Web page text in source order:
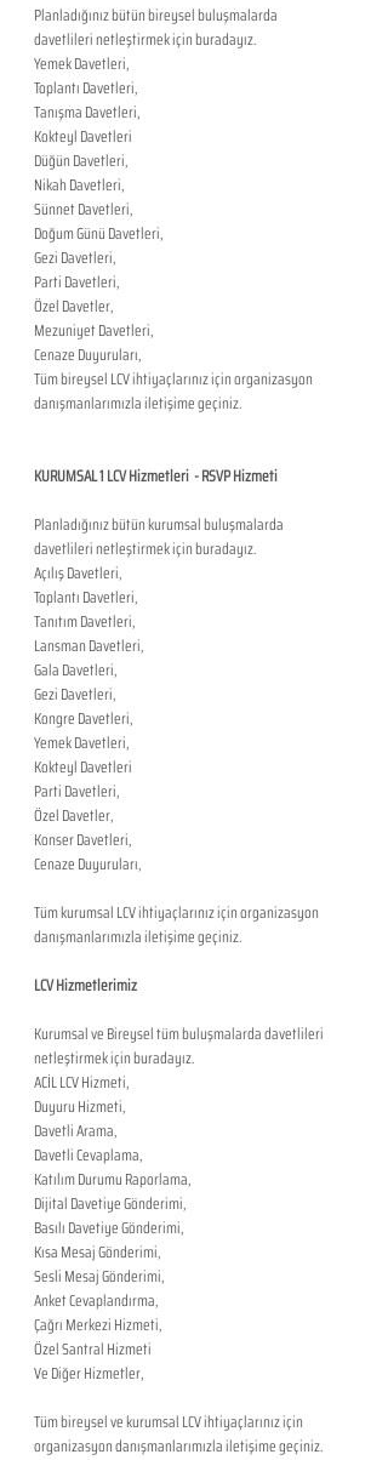
Planladığınız bütün bireysel buluşmalarda
davetlileri netleştirmek için buradayız.
Yemek Davetleri,
Toplantı Davetleri,
Tanışma Davetleri,
Kokteyl Davetleri
Düğün Davetleri,
Nikah Davetleri,
Sünnet Davetleri,
Doğum Günü Davetleri,
Gezi Davetleri,
Parti Davetleri,
Özel Davetler,
Mezuniyet Davetleri,
Cenaze Duyuruları,
Tüm bireysel LCV ihtiyaçlarınız için organizasyon
danışmanlarımızla iletişime geçiniz.
KURUMSAL 1 LCV Hizmetleri  - RSVP Hizmeti
Planladığınız bütün kurumsal buluşmalarda
davetlileri netleştirmek için buradayız.
Açılış Davetleri,
Toplantı Davetleri,
Tanıtım Davetleri,
Lansman Davetleri,
Gala Davetleri,
Gezi Davetleri,
Kongre Davetleri,
Yemek Davetleri,
Kokteyl Davetleri
Parti Davetleri,
Özel Davetler,
Konser Davetleri,
Cenaze Duyuruları,
Tüm kurumsal LCV ihtiyaçlarınız için organizasyon
danışmanlarımızla iletişime geçiniz.
LCV Hizmetlerimiz
Kurumsal ve Bireysel tüm buluşmalarda davetlileri
netleştirmek için buradayız.
ACİL LCV Hizmeti,
Duyuru Hizmeti,
Davetli Arama,
Davetli Cevaplama,
Katılım Durumu Raporlama,
Dijital Davetiye Gönderimi,
Basılı Davetiye Gönderimi,
Kısa Mesaj Gönderimi,
Sesli Mesaj Gönderimi,
Anket Cevaplandırma,
Çağrı Merkezi Hizmeti,
Özel Santral Hizmeti
Ve Diğer Hizmetler,
​Tüm bireysel ve kurumsal LCV ihtiyaçlarınız için
organizasyon danışmanlarımızla iletişime geçiniz.